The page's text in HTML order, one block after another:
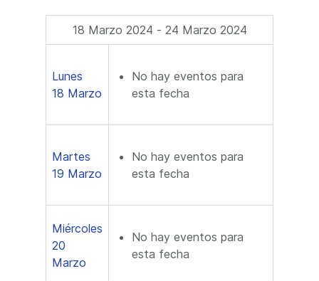
18 Marzo 2024 - 24 Marzo 2024
Lunes
18 Marzo
No hay eventos para
esta fecha
Martes
19 Marzo
No hay eventos para
esta fecha
Miércoles
20
Marzo
No hay eventos para
esta fecha